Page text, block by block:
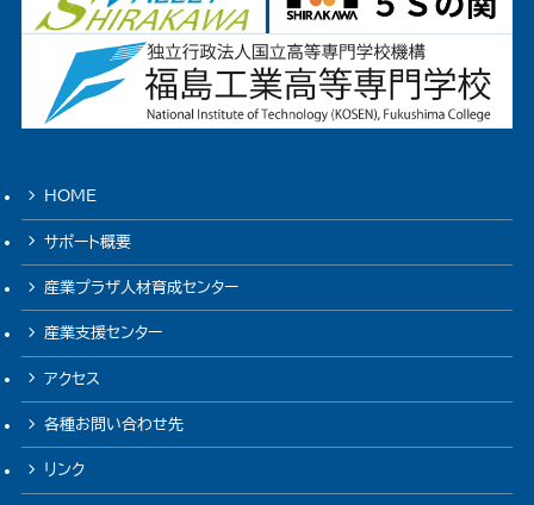
HOME
サポート概要
産業プラザ人材育成センター
産業支援センター
アクセス
各種お問い合わせ先
リンク